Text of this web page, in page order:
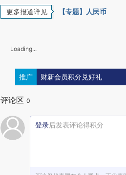
更多报道详见 【专题】人民币
Loading...
推广 财新会员积分兑好礼
评论区 0
登录后发表评论得积分